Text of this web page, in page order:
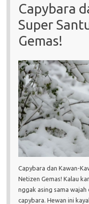
Capybara
Super
Gemas!
Capybara dan Kawan-
Netizen Gemas! Kalau
nggak asing sama
capybara. Hewan ini